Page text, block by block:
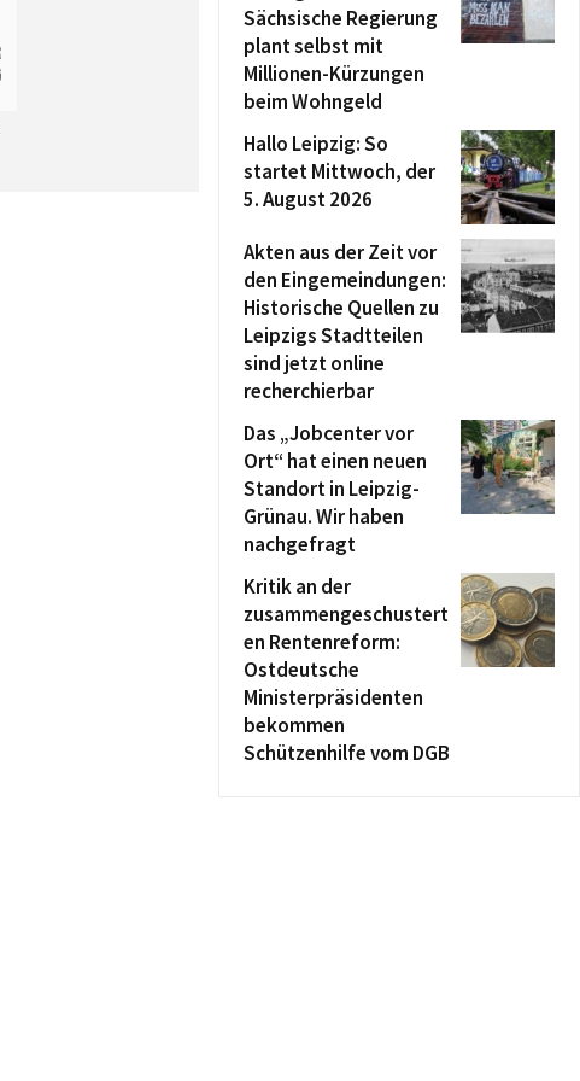
Sächsische Regierung
plant selbst mit
Millionen-Kürzungen
beim Wohngeld
Hallo Leipzig: So
startet Mittwoch, der
5. August 2026
Akten aus der Zeit vor
den Eingemeindungen:
Historische Quellen zu
Leipzigs Stadtteilen
sind jetzt online
recherchierbar
Das „Jobcenter vor
Ort“ hat einen neuen
Standort in Leipzig-
Grünau. Wir haben
nachgefragt
Kritik an der
zusammengeschustert
en Rentenreform:
Ostdeutsche
Ministerpräsidenten
bekommen
Schützenhilfe vom DGB